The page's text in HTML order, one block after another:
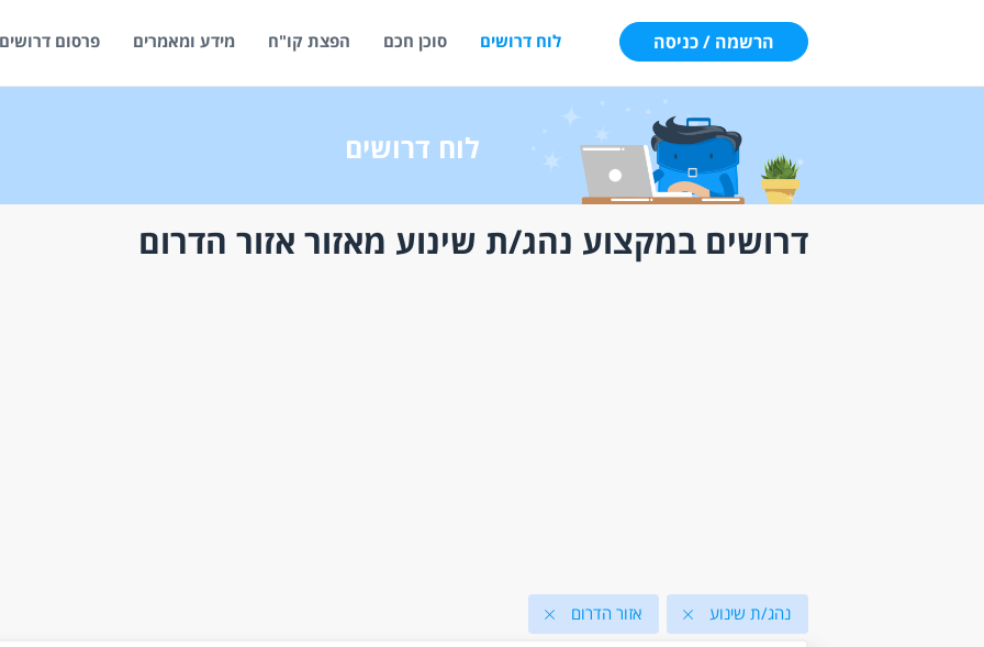
הרשמה / כניסה לוח דרושים סוכן חכם הפצת קו"ח מידע ומאמרים פרסום
לוח דרושים
דרושים במקצוע נהג/ת שינוע מאזור אזור הדרום
נהג/ת שינוע אזור הדרום